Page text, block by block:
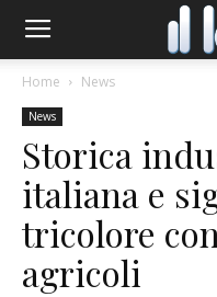
Home News
News
Storica
italiana e
tricolore
agricoli